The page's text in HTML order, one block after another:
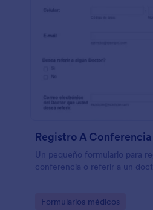
Registro A
Un pequeño formulario para
conferencia o referir a un
Go to Category:
Formularios médicos